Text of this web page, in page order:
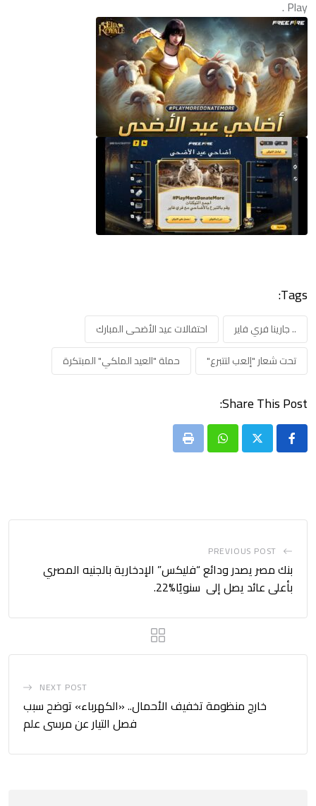
Play .
Tags:
.. جارينا فري فاير
احتفالات عيد الأضحى المبارك
تحت شعار "إلعب لتتبرع"
حملة "العيد الملكي" المبتكرة
Share This Post:
Whatsapp
Print
PREVIOUS POST
بنك مصر يصدر ودائع “فليكس” الإدخارية بالجنيه المصري
بأعلى عائد يصل إلى ‎ سنويًا%22.
NEXT POST
خارج منظومة تخفيف الأحمال.. «الكهرباء» توضح سبب
فصل التيار عن مرسى علم